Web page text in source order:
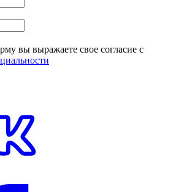
вы выражаете свое согласие с